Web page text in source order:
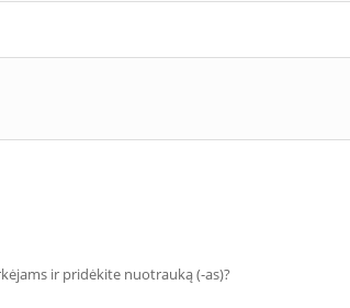
ir pridėkite nuotrauką (-as)?